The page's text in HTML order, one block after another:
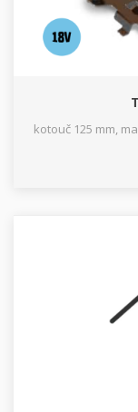
kotouč 125 mm,